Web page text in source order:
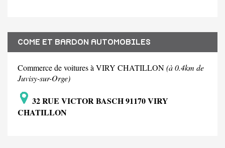
COME ET BARDON AUTOMOBILES
Commerce de voitures à VIRY CHATILLON(à 0.4km de
Juvisy-sur-Orge)
32 RUE VICTOR BASCH 91170 VIRY
CHATILLON